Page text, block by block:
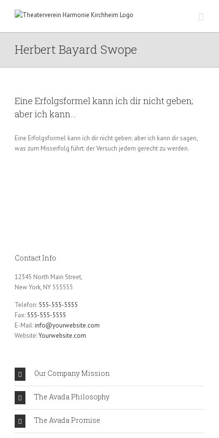
Herbert Bayard Swope
Eine Erfolgsformel kann ich dir nicht geben;
aber ich kann…
Eine Erfolgsformel kann ich dir nicht geben; aber ich kann dir sagen,
was zum Misserfolg führt: der Versuch jedem gerecht zu werden.
Contact Info
12345 North Main Street,
New York, NY 555555
Telefon: 555-555-5555
Fax: 555-555-5555
E-Mail:info@yourwebsite.com
Website:Yourwebsite.com
Our Company Mission
The Avada Philosophy
The Avada Promise